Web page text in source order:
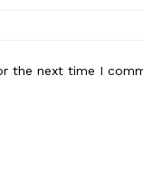
the next time I